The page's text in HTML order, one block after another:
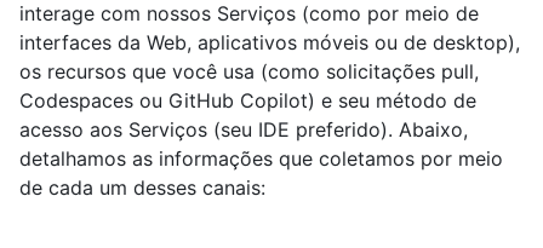
interage com nossos Serviços (como por meio de
interfaces da Web, aplicativos móveis ou de desktop),
os recursos que você usa (como solicitações pull,
Codespaces ou GitHub Copilot) e seu método de
acesso aos Serviços (seu IDE preferido). Abaixo,
detalhamos as informações que coletamos por meio
de cada um desses canais: